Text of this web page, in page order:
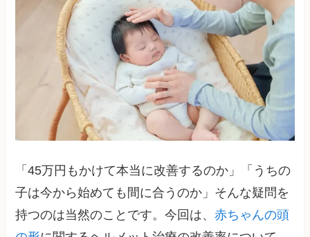
「45万円もかけて本当に改善するのか」「うちの
子は今から始めても間に合うのか」そんな疑問を
持つのは当然のことです。今回は、赤ちゃんの頭